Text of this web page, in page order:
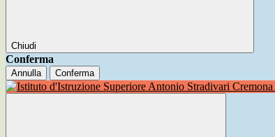
Chiudi
Conferma
Annulla Conferma